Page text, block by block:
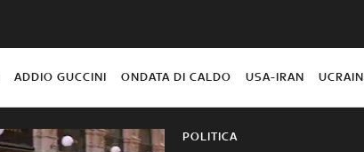
ADDIO GUCCINI ONDATA DI CALDO USA-IRAN
POLITICA